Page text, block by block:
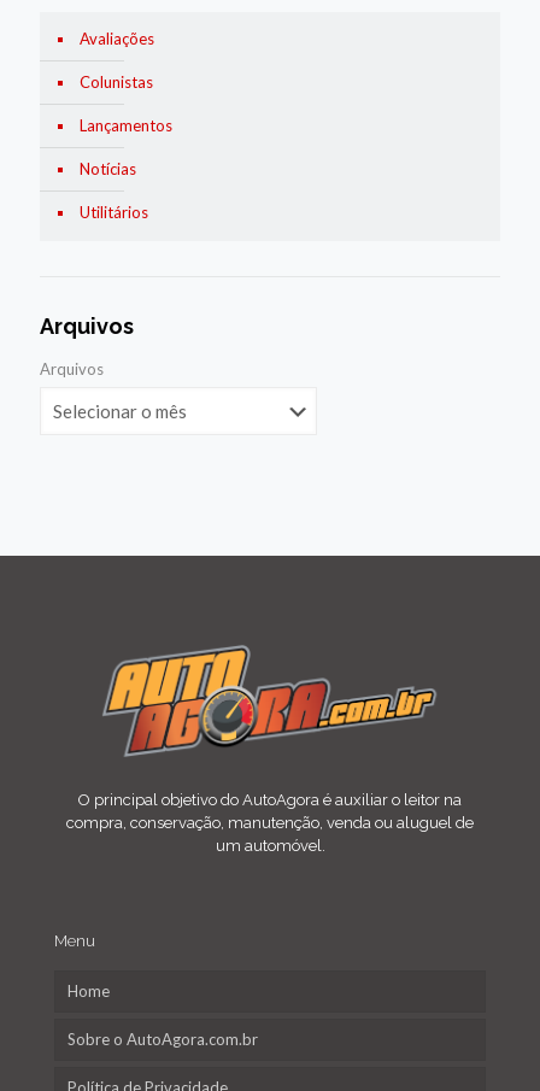
Avaliações
Colunistas
Lançamentos
Notícias
Utilitários
Arquivos
Arquivos
O principal objetivo do AutoAgora é auxiliar o leitor na
compra, conservação, manutenção, venda ou aluguel de
um automóvel.
Menu
Home
Sobre o AutoAgora.com.br